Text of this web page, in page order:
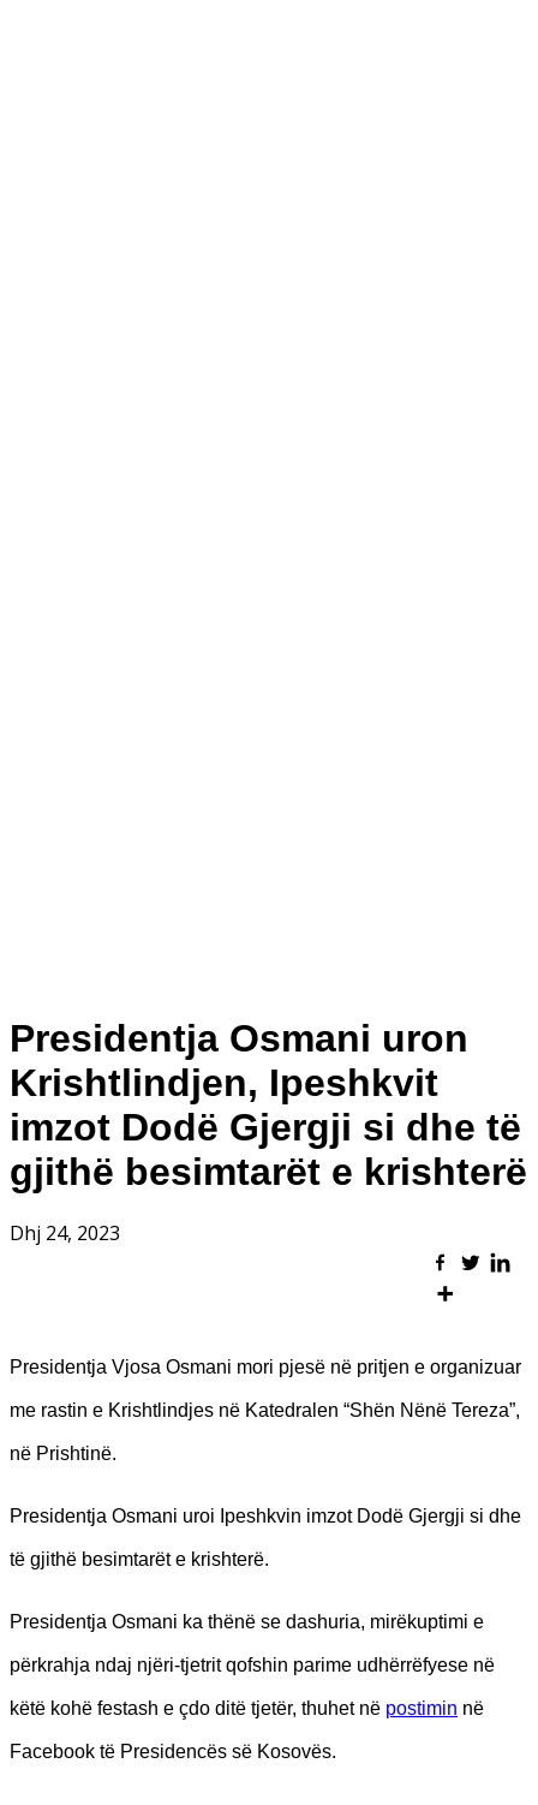
Presidentja Osmani uron
Krishtlindjen, Ipeshkvit
imzot Dodë Gjergji si dhe të
gjithë besimtarët e krishterë
Dhj 24, 2023
Presidentja Vjosa Osmani mori pjesë në pritjen e organizuar
me rastin e Krishtlindjes në Katedralen “Shën Nënë Tereza”,
në Prishtinë.
Presidentja Osmani uroi Ipeshkvin imzot Dodë Gjergji si dhe
të gjithë besimtarët e krishterë.
Presidentja Osmani ka thënë se dashuria, mirëkuptimi e
përkrahja ndaj njëri-tjetrit qofshin parime udhërrëfyese në
këtë kohë festash e çdo ditë tjetër, thuhet në postimin në
Facebook të Presidencës së Kosovës.